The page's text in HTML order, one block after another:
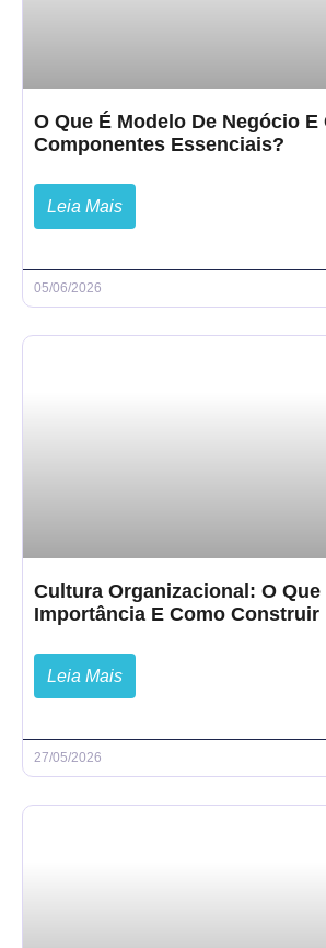
O Que É Modelo De Negócio E
Componentes Essenciais?
Leia Mais
05/06/2026
Cultura Organizacional: O Que
Importância E Como Construir
Leia Mais
27/05/2026